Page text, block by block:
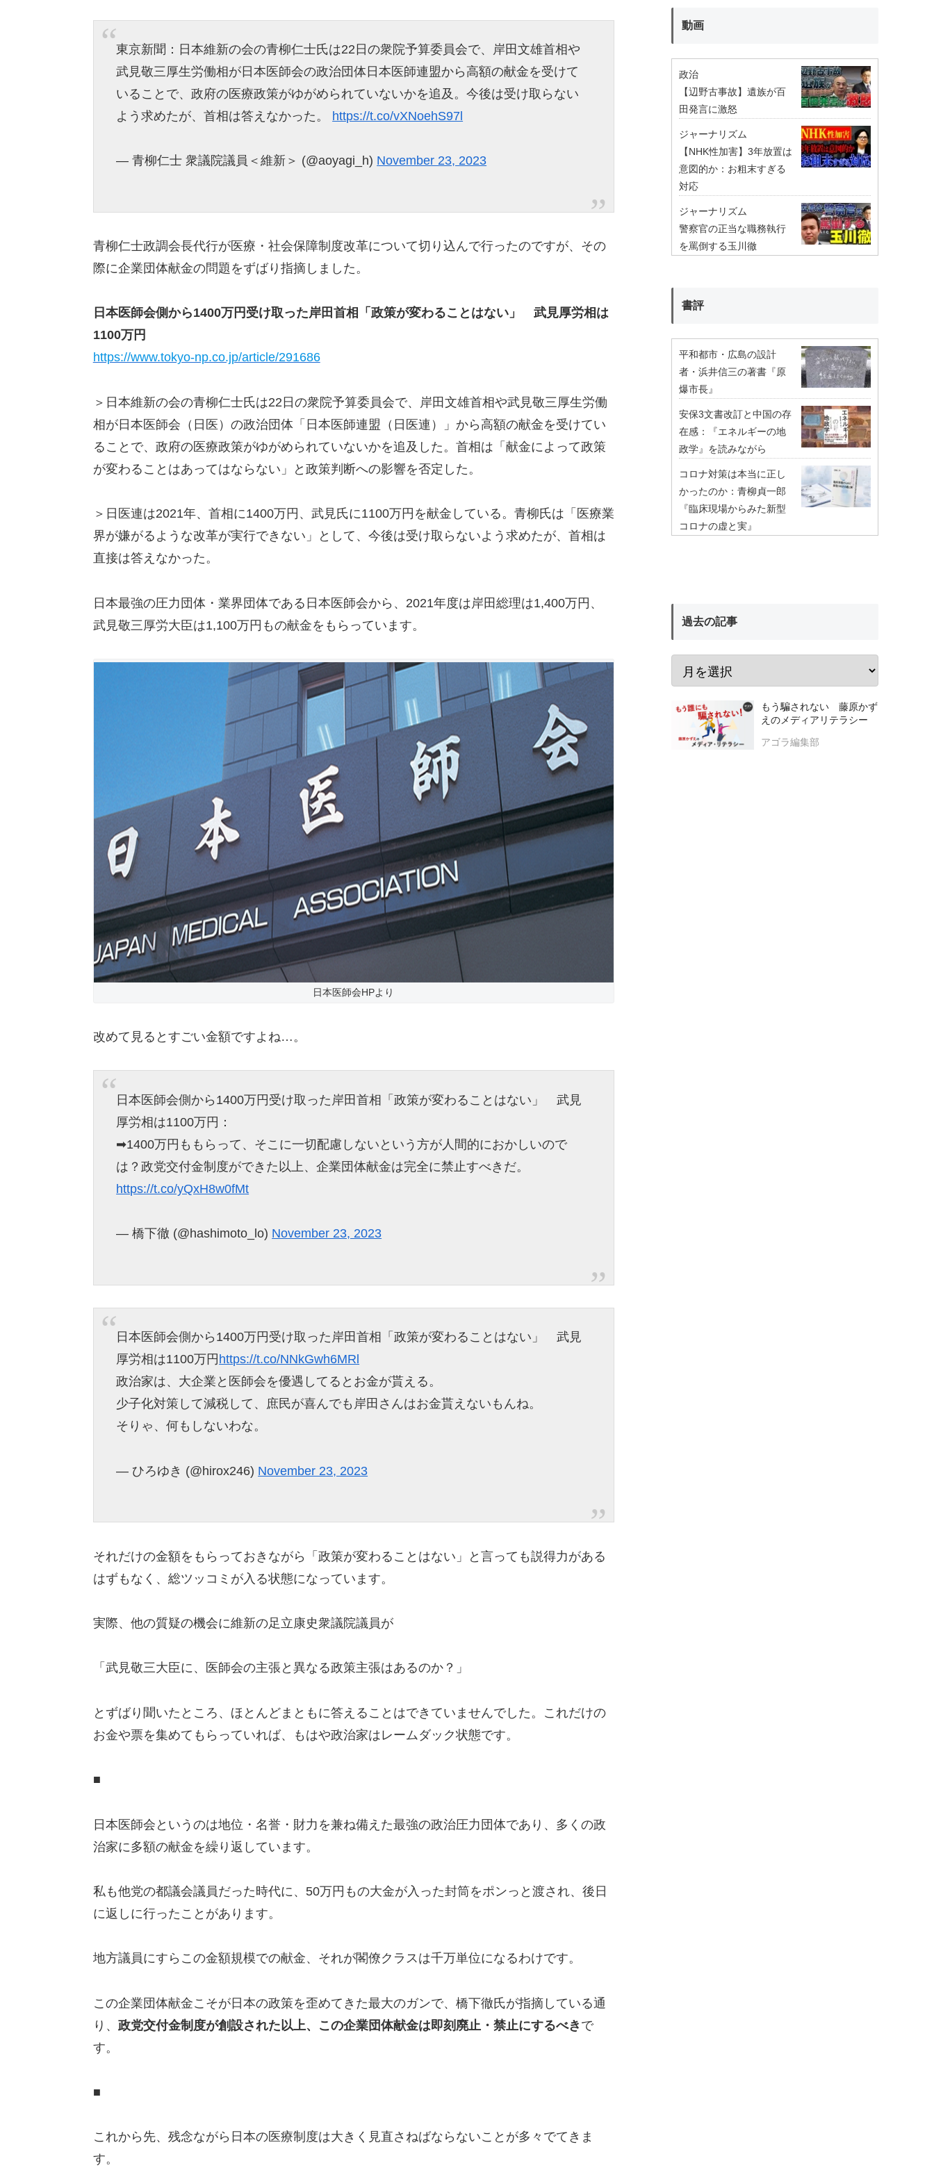
東京新聞：日本維新の会の青柳仁士氏は22日の衆院予算委員会で、岸田文雄首相や
武見敬三厚生労働相が日本医師会の政治団体日本医師連盟から高額の献金を受けて
いることで、政府の医療政策がゆがめられていないかを追及。今後は受け取らない
よう求めたが、首相は答えなかった。 https://t.co/vXNoehS97l
— 青柳仁士 衆議院議員＜維新＞ (@aoyagi_h) November 23, 2023
青柳仁士政調会長代行が医療・社会保障制度改革について切り込んで行ったのですが、その
際に企業団体献金の問題をずばり指摘しました。
日本医師会側から1400万円受け取った岸田首相「政策が変わることはない」 武見厚労相は
1100万円
https://www.tokyo-np.co.jp/article/291686
＞日本維新の会の青柳仁士氏は22日の衆院予算委員会で、岸田文雄首相や武見敬三厚生労働
相が日本医師会（日医）の政治団体「日本医師連盟（日医連）」から高額の献金を受けてい
ることで、政府の医療政策がゆがめられていないかを追及した。首相は「献金によって政策
が変わることはあってはならない」と政策判断への影響を否定した。
＞日医連は2021年、首相に1400万円、武見氏に1100万円を献金している。青柳氏は「医療業
界が嫌がるような改革が実行できない」として、今後は受け取らないよう求めたが、首相は
直接は答えなかった。
日本最強の圧力団体・業界団体である日本医師会から、2021年度は岸田総理は1,400万円、
武見敬三厚労大臣は1,100万円もの献金をもらっています。
日本医師会HPより
改めて見るとすごい金額ですよね…。
日本医師会側から1400万円受け取った岸田首相「政策が変わることはない」 武見
厚労相は1100万円：
➡︎1400万円ももらって、そこに一切配慮しないという方が人間的におかしいので
は？政党交付金制度ができた以上、企業団体献金は完全に禁止すべきだ。
https://t.co/yQxH8w0fMt
— 橋下徹 (@hashimoto_lo) November 23, 2023
日本医師会側から1400万円受け取った岸田首相「政策が変わることはない」 武見
厚労相は1100万円 https://t.co/NNkGwh6MRl
政治家は、大企業と医師会を優遇してるとお金が貰える。
少子化対策して減税して、庶民が喜んでも岸田さんはお金貰えないもんね。
そりゃ、何もしないわな。
— ひろゆき (@hirox246) November 23, 2023
それだけの金額をもらっておきながら「政策が変わることはない」と言っても説得力がある
はずもなく、総ツッコミが入る状態になっています。
実際、他の質疑の機会に維新の足立康史衆議院議員が
「武見敬三大臣に、医師会の主張と異なる政策主張はあるのか？」
とずばり聞いたところ、ほとんどまともに答えることはできていませんでした。これだけの
お金や票を集めてもらっていれば、もはや政治家はレームダック状態です。
■
日本医師会というのは地位・名誉・財力を兼ね備えた最強の政治圧力団体であり、多くの政
治家に多額の献金を繰り返しています。
私も他党の都議会議員だった時代に、50万円もの大金が入った封筒をポンっと渡され、後日
に返しに行ったことがあります。
地方議員にすらこの金額規模での献金、それが閣僚クラスは千万単位になるわけです。
この企業団体献金こそが日本の政策を歪めてきた最大のガンで、橋下徹氏が指摘している通
り、 政党交付金制度が創設された以上、この企業団体献金は即刻廃止・禁止にするべき で
す。
■
これから先、残念ながら日本の医療制度は大きく見直さねばならないことが多々でてきま
す。
動画
政治
【辺野古事故】遺族が百
田発言に激怒
ジャーナリズム
【NHK性加害】3年放置は
意図的か：お粗末すぎる
対応
ジャーナリズム
警察官の正当な職務執行
を罵倒する玉川徹
書評
平和都市・広島の設計
者・浜井信三の著書『原
爆市長』
安保3文書改訂と中国の存
在感：『エネルギーの地
政学』を読みながら
コロナ対策は本当に正し
かったのか：青柳貞一郎
『臨床現場からみた新型
コロナの虚と実』
過去の記事
もう騙されない 藤原かず
えのメディアリテラシー
アゴラ編集部